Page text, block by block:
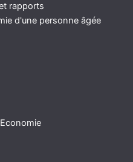
rapports
d'une personne âgée